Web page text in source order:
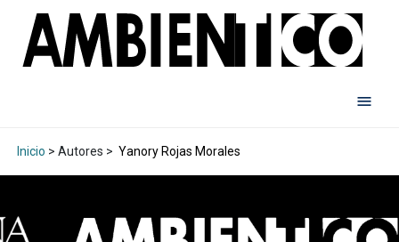
Inicio > Autores > Yanory Rojas Morales